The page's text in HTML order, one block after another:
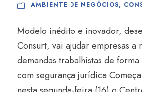
AMBIENTE DE NEGÓCIOS,
Modelo inédito e inovador,
Consurt, vai ajudar empresas a
demandas trabalhistas de
com segurança jurídica